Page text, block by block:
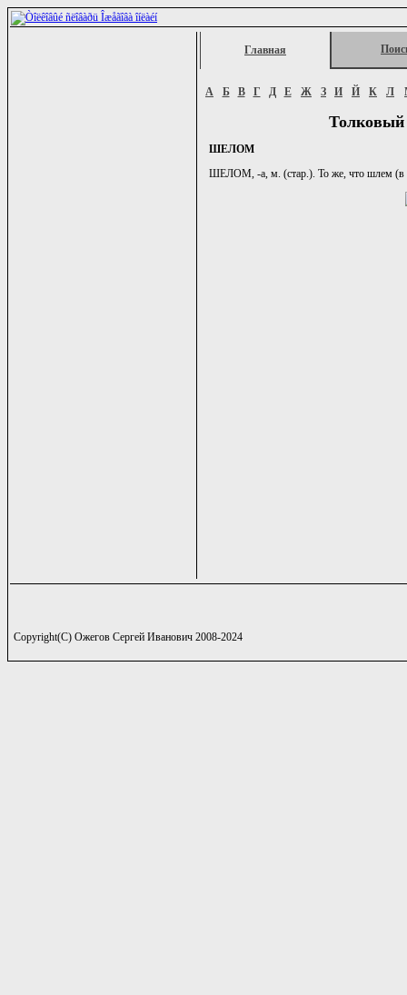
Главная
А Б В Г Д Е Ж З И Й К Л
Толковый
ШЕЛОМ
ШЕЛОМ, -а, м. (стар.). То же, что шлем (в
Copyright(C) Ожегов Сергей Иванович 2008-2024